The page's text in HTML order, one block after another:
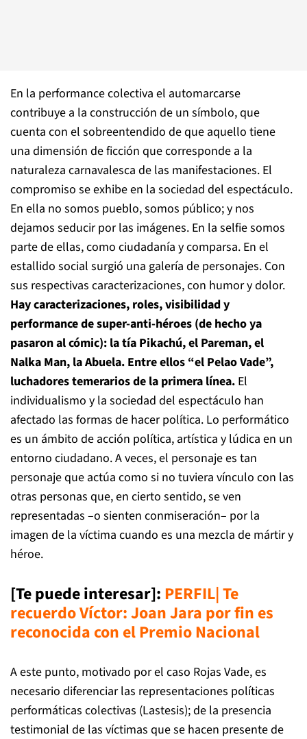
En la performance colectiva el automarcarse
contribuye a la construcción de un símbolo, que
cuenta con el sobreentendido de que aquello tiene
una dimensión de ficción que corresponde a la
naturaleza carnavalesca de las manifestaciones. El
compromiso se exhibe en la sociedad del espectáculo.
En ella no somos pueblo, somos público; y nos
dejamos seducir por las imágenes. En la selfiesomos
parte de ellas, como ciudadanía y comparsa. En el
estallido social surgió una galería de personajes. Con
sus respectivas caracterizaciones, con humor y dolor.
Hay caracterizaciones, roles, visibilidad y
performance de super-anti-héroes (de hecho ya
pasaron al cómic): la tía Pikachú, el Pareman, el
Nalka Man, la Abuela. Entre ellos “el Pelao Vade”,
luchadores temerarios de la primera línea. El
individualismo y la sociedad del espectáculo han
afectado las formas de hacer política. Lo performático
es un ámbito de acción política, artística y lúdica en un
entorno ciudadano. A veces, el personaje es tan
personaje que actúa como si no tuviera vínculo con las
otras personas que, en cierto sentido, se ven
representadas –o sienten conmiseración– por la
imagen de la víctima cuando es una mezcla de mártir y
héroe.
[Te puede interesar]: PERFIL| Te
recuerdo Víctor: Joan Jara por fin es
reconocida con el Premio Nacional
A este punto, motivado por el caso Rojas Vade, es
necesario diferenciar las representaciones políticas
performáticas colectivas (Lastesis); de la presencia
testimonial de las víctimas que se hacen presente de